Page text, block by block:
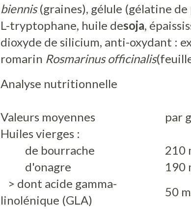
biennis(graines), gélule (gélatine de
L-tryptophane, huile desoja,
dioxyde de silicium, anti-oxydant :
romarin Rosmarinus officinalis
Analyse nutritionnelle
Valeurs moyennes par
Huiles vierges :
de bourrache
210
d'onagre
190
> dont acide gamma-
linolénique (GLA)
50